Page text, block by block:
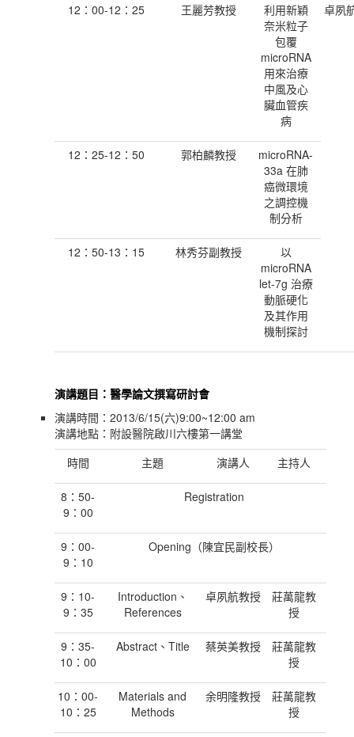
12：00-12：25 王麗芳教授
利用新穎
奈米粒子
包覆
microRNA
用來治療
中風及心
臟血管疾
病
卓夙
12：25-12：50 郭柏麟教授
microRNA-
33a 在肺
癌微環境
之調控機
制分析
12：50-13：15 林秀芬副教授
以
microRNA
let-7g 治療
動脈硬化
及其作用
機制探討
演講題目：醫學論文撰寫研討會
演講時間：2013/6/15(六)9:00~12:00 am
演講地點：附設醫院啟川六樓第一講堂
時間
主題 演講人 主持人
8：50-
9：00
Registration
9：00-
9：10
Opening（陳宜民副校長）
9：10-
9：35
Introduction、
References
卓夙航教授
莊萬龍教
授
9：35-
10：00
Abstract、Title 蔡英美教授
莊萬龍教
授
10：00-
10：25
Materials and
Methods
余明隆教授
莊萬龍教
授